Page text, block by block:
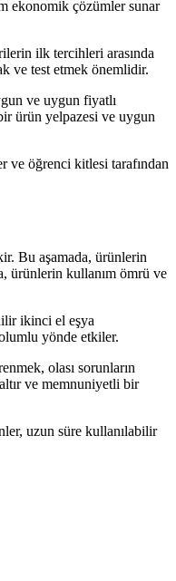
ekonomik çözümler sunar
ilk tercihleri arasında
ve test etmek önemlidir.
ve uygun fiyatlı
ürün yelpazesi ve uygun
ve öğrenci kitlesi tarafından
Bu aşamada, ürünlerin
ürünlerin kullanım ömrü ve
ikinci el eşya
yönde etkiler.
olası sorunların
ve memnuniyetli bir
uzun süre kullanılabilir